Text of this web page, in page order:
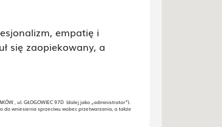
empatię i
się zaopiekowany, a
, ul. GŁOGOWIEC 97D (dalej jako „administrator”).
wniesienia sprzeciwu wobec przetwarzania, a także